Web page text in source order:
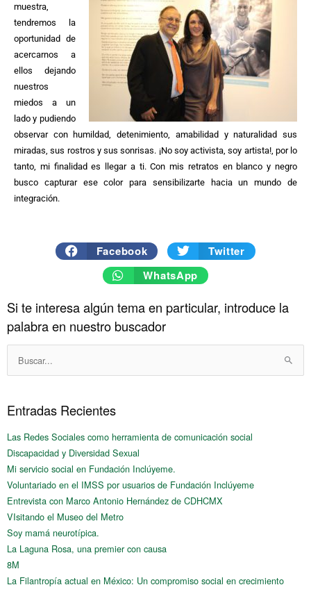
muestra,
tendremos la
oportunidad de
acercarnos a
ellos dejando
nuestros
miedos a un
lado y pudiendo
observar con humildad, detenimiento, amabilidad y naturalidad sus
miradas, sus rostros y sus sonrisas. ¡No soy activista, soy artista!, por lo
tanto, mi finalidad es llegar a ti. Con mis retratos en blanco y negro
busco capturar ese color para sensibilizarte hacia un mundo de
integración.
Facebook
Twitter
WhatsApp
Si te interesa algún tema en particular, introduce la
palabra en nuestro buscador
Buscar:
Entradas Recientes
Las Redes Sociales como herramienta de comunicación social
Discapacidad y Diversidad Sexual
Mi servicio social en Fundación Inclúyeme.
Voluntariado en el IMSS por usuarios de Fundación Inclúyeme
Entrevista con Marco Antonio Hernández de CDHCMX
VIsitando el Museo del Metro
Soy mamá neurotípica.
La Laguna Rosa, una premier con causa
8M
La Filantropía actual en México: Un compromiso social en crecimiento
Historico